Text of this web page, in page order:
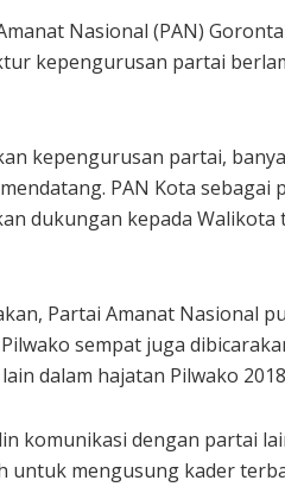
Nasional (PAN)
kepengurusan partai
kepengurusan partai,
PAN Kota sebagai
dukungan kepada
Partai Amanat Nasional
sempat juga
dalam hajatan Pilwako
komunikasi dengan partai
untuk mengusung kader